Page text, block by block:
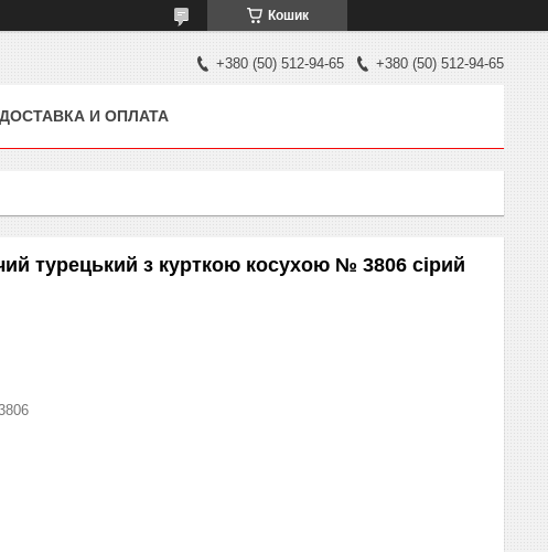
Кошик
+380 (50) 512-94-65 +380 (50) 512-94-65
ДОСТАВКА И ОПЛАТА
турецький з курткою косухою № 3806 сірий